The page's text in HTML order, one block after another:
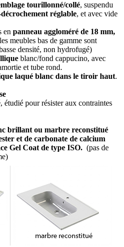
tourillonné/collé, suspendu
réglable, et avec vide
en panneau aggloméré de 18 mm,
meubles bas de gamme sont
densité, non hydrofugé)
blanc/fond cappucino, avec
et tube rond.
laqué blanc dans le tiroir haut.
étudié pour résister aux contraintes
brillant ou marbre reconstitué
et de carbonate de calcium
Gel Coat de type ISO. (pas de